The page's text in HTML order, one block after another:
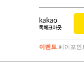
이벤트 페이포인
이벤트페이포인